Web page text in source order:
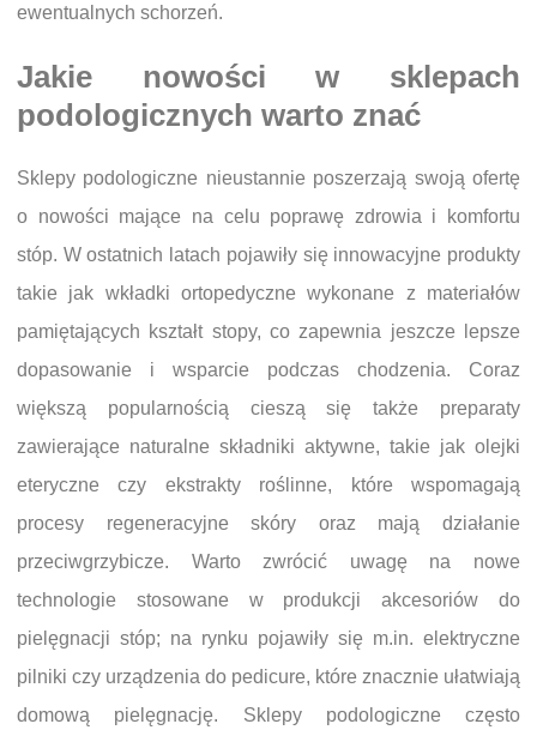
ewentualnych schorzeń.
Jakie nowości w sklepach
podologicznych warto znać
Sklepy podologiczne nieustannie poszerzają swoją ofertę
o nowości mające na celu poprawę zdrowia i komfortu
stóp. W ostatnich latach pojawiły się innowacyjne produkty
takie jak wkładki ortopedyczne wykonane z materiałów
pamiętających kształt stopy, co zapewnia jeszcze lepsze
dopasowanie i wsparcie podczas chodzenia. Coraz
większą popularnością cieszą się także preparaty
zawierające naturalne składniki aktywne, takie jak olejki
eteryczne czy ekstrakty roślinne, które wspomagają
procesy regeneracyjne skóry oraz mają działanie
przeciwgrzybicze. Warto zwrócić uwagę na nowe
technologie stosowane w produkcji akcesoriów do
pielęgnacji stóp; na rynku pojawiły się m.in. elektryczne
pilniki czy urządzenia do pedicure, które znacznie ułatwiają
domową pielęgnację. Sklepy podologiczne często